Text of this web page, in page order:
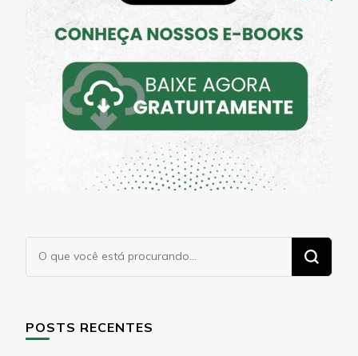
Procurando
POSTS RECENTES